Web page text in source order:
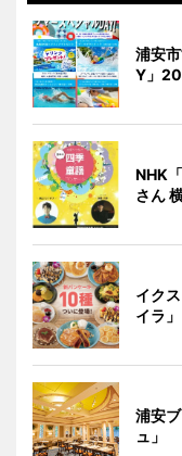
浦安
Y」
NHK
さん
イク
イラ」
浦安
ュ」